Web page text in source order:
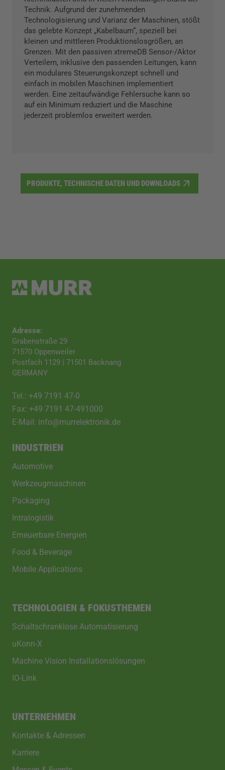
Technik. Aufgrund der zunehmenden
Technologisierung und Varianz der Maschinen, stößt
das gelebte Konzept „Kabelbaum“, speziell bei
kleinen und mittleren Produktionslosgrößen, an
Grenzen. Mit den passiven xtremeDB Sensor-/Aktor
Verteilern, inklusive den passenden Leitungen, kann
ein modulares Steuerungskonzept schnell und
einfach in mobilen Maschinen implementiert
werden. Eine zeitaufwändige Fehlersuche kann so
auf ein Minimum reduziert und die Maschine
jederzeit problemlos erweitert werden.
PRODUKTE, TECHNISCHE DATEN UND DOWNLOADS
Adresse:
Grabenstraße 29
71570 Oppenweiler
Postfach 1129 | 71501 Backnang
GERMANY
Tel.: +49 7191 47-0
Fax: +49 7191 47-491000
E-Mail: info@murrelektronik.de
INDUSTRIEN
Automotive
Werkzeugmaschinen
Packaging
Intralogistik
Erneuerbare Energien
Food & Beverage
Mobile Applications
TECHNOLOGIEN & FOKUSTHEMEN
Schaltschranklose Automatisierung
uKonn-X
Machine Vision Installationslösungen
IO-Link
UNTERNEHMEN
Kontakte & Adressen
Karriere